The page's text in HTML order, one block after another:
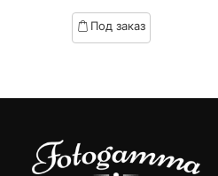
based
onПод заказ